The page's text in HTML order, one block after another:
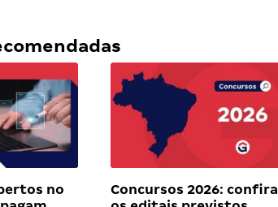
no
Concursos 2026: confira